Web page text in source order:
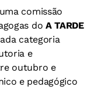
comissão
do A TARDE
categoria
e
outubro e
e pedagógico